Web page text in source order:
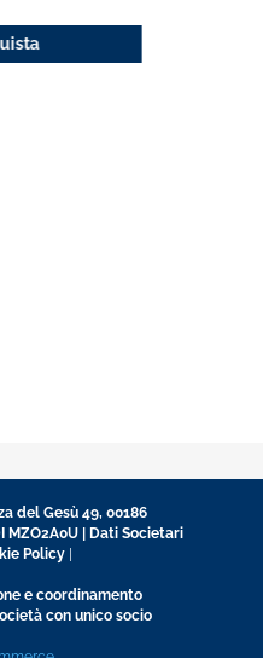
del Gesù 49, 00186
MZO2A0U |
Dati Societari
Policy
e coordinamento
con unico socio